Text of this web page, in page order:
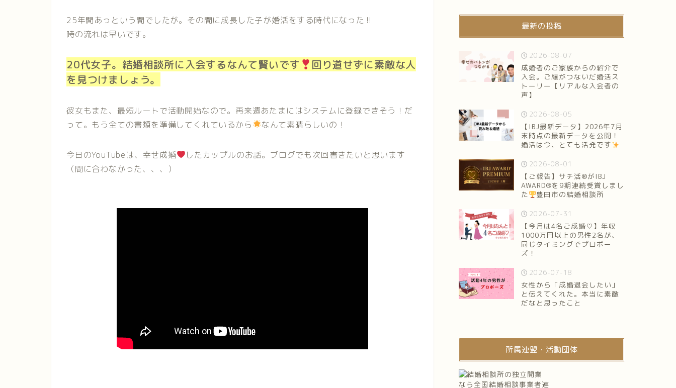
25年間あっという間でしたが。その間に成長した子が婚活をする時代になった‼︎
時の流れは早いです。
20代女子。結婚相談所に入会するなんて賢いです
回り道せずに素敵な人
を見つけましょう。
彼女もまた、最短ルートで活動開始なので。再来週あたまにはシステムに登録できそう！だ
って。もう全ての書類を準備してくれているから
なんて素晴らしいの！
今日のYouTubeは、幸せ成婚
したカップルのお話。ブログでも次回書きたいと思います
（間に合わなかった、、、）
最新の投稿
2026-08-07
成婚者のご家族からの紹介で
入会。ご縁がつないだ婚活ス
トーリー【リアルな入会者の
声】
2026-08-05
【IBJ最新データ】2026年7月
末時点の最新データを公開！
婚活は今、とても活発です
2026-08-01
【ご報告】サチ活®がIBJ
AWARD®を9期連続受賞しまし
た
豊田市の結婚相談所
2026-07-31
【今月は4名ご成婚♡】年収
1000万円以上の男性2名が、
同じタイミングでプロポー
ズ！
2026-07-18
女性から「成婚退会したい」
と伝えてくれた。本当に素敵
だなと思ったこと
所属連盟・活動団体